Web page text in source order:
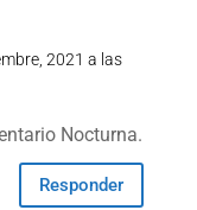
2021 a las
Nocturna.
Responder